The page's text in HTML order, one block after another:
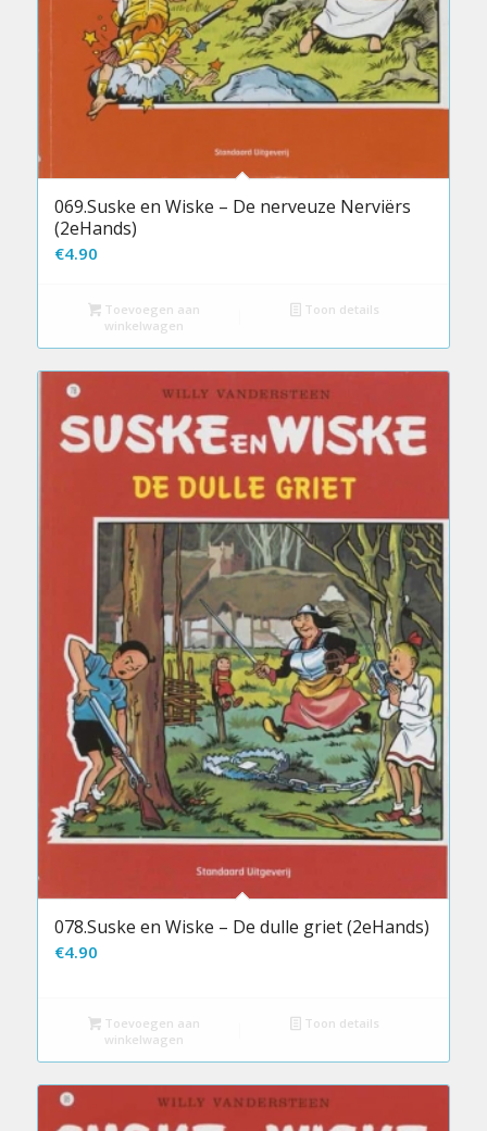
069.Suske en Wiske – De nerveuze Nerviërs
(2eHands)
€4.90
Toevoegen aan
winkelwagen
Toon details
078.Suske en Wiske – De dulle griet (2eHands)
€4.90
Toevoegen aan
winkelwagen
Toon details